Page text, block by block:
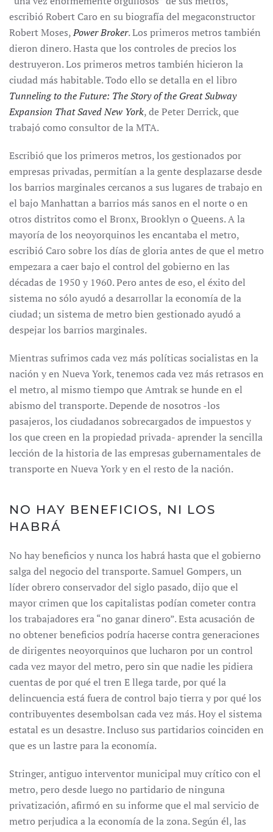
escribió Robert Caro en su biografía del megaconstructor
Robert Moses,Power Broker. Los primeros metros también
dieron dinero. Hasta que los controles de precios los
destruyeron. Los primeros metros también hicieron la
ciudad más habitable. Todo ello se detalla en el libro
Tunneling to the Future: The Story of the Great Subway
Expansion That Saved New York, de Peter Derrick, que
trabajó como consultor de la MTA.
Escribió que los primeros metros, los gestionados por
empresas privadas, permitían a la gente desplazarse desde
los barrios marginales cercanos a sus lugares de trabajo en
el bajo Manhattan a barrios más sanos en el norte o en
otros distritos como el Bronx, Brooklyn o Queens. A la
mayoría de los neoyorquinos les encantaba el metro,
escribió Caro sobre los días de gloria antes de que el metro
empezara a caer bajo el control del gobierno en las
décadas de 1950 y 1960. Pero antes de eso, el éxito del
sistema no sólo ayudó a desarrollar la economía de la
ciudad; un sistema de metro bien gestionado ayudó a
despejar los barrios marginales.
Mientras sufrimos cada vez más políticas socialistas en la
nación y en Nueva York, tenemos cada vez más retrasos en
el metro, al mismo tiempo que Amtrak se hunde en el
abismo del transporte. Depende de nosotros -los
pasajeros, los ciudadanos sobrecargados de impuestos y
los que creen en la propiedad privada- aprender la sencilla
lección de la historia de las empresas gubernamentales de
transporte en Nueva York y en el resto de la nación.
NO HAY BENEFICIOS, NI LOS
HABRÁ
No hay beneficios y nunca los habrá hasta que el gobierno
salga del negocio del transporte. Samuel Gompers, un
líder obrero conservador del siglo pasado, dijo que el
mayor crimen que los capitalistas podían cometer contra
los trabajadores era “no ganar dinero”. Esta acusación de
no obtener beneficios podría hacerse contra generaciones
de dirigentes neoyorquinos que lucharon por un control
cada vez mayor del metro, pero sin que nadie les pidiera
cuentas de por qué el tren E llega tarde, por qué la
delincuencia está fuera de control bajo tierra y por qué los
contribuyentes desembolsan cada vez más. Hoy el sistema
estatal es un desastre. Incluso sus partidarios coinciden en
que es un lastre para la economía.
Stringer, antiguo interventor municipal muy crítico con el
metro, pero desde luego no partidario de ninguna
privatización, afirmó en su informe que el mal servicio de
metro perjudica a la economía de la zona. Según él, las